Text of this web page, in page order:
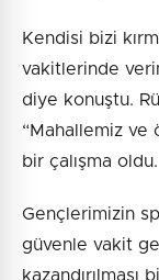
Kendisi bizi
vakitlerinde
diye konuştu.
“Mahallemiz ve
bir çalışma oldu.
Gençlerimizin
güvenle vakit